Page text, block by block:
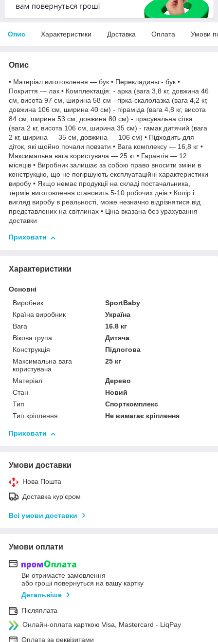
Опис Характеристики Доставка Оплата Умови
Опис
• Матеріал виготовлення — бук • Перекладины - бук •
Покриття — лак • Комплектація: - арка (вага 3,8 кг, довжина 46
см, висота 97 см, ширина 58 см - гірка-скалолазка (вага 4,2 кг,
довжина 106 см, ширина 40 см) - піраміда (вага 4,8 кг, висота
84 см, ширина 53 см, довжина 80 см) - прасувальна сітка
(вага 2 кг, висота 106 см, ширина 35 см) - гамак дитячий (вага
2 кг, ширина — 35 см, довжина — 106 см) • Підходить для
діток, які щойно почали повзати • Вага комплексу — 16,8 кг •
Максимальна вага користувача — 25 кг • Гарантія — 12
місяців • Виробник залишає за собою право вносити зміни в
конструкцію, що не погіршують експлуатаційні характеристики
виробу • Якщо немає продукції на складі постачальника,
термін виготовлення становить 5-10 робочих днів • Колір і
вигляд виробу в реальності, може незначно відрізнятися від
представлених на світлинах • Ціна вказана без урахування
доставки
Приховати
Характеристики
Основні
Виробник
SportBaby
Країна виробник
Україна
Вага
16.8 кг
Вікова група
Дитяча
Конструкція
Підлогова
Максимальна вага
користувача
25 кг
Матеріал
Дерево
Стан
Новий
Тип
Спорткомплекс
Тип кріплення
Не вимагає кріплення
Приховати
Умови доставки
Нова Пошта
Доставка кур'єром
Всі умови доставки
Умови оплати
Ви отримаєте замовлення
або гроші повернуться на вашу картку
Детальніше
Післяплата
Онлайн-оплата карткою Visa, Mastercard - LiqPay
Оплата за реквізитами